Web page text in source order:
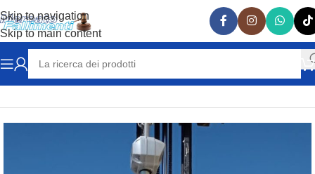
Skip to navigation
Skip to main content
Home CATENE PER GRU